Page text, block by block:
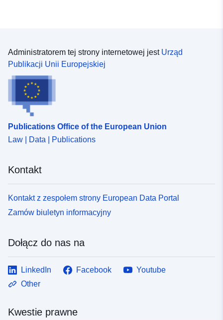
Administratorem tej strony internetowej jest Urząd
Publikacji Unii Europejskiej
Publications Office of the European Union
Law | Data | Publications
Kontakt
Kontakt z zespołem strony European Data Portal
Zamów biuletyn informacyjny
Dołącz do nas na
LinkedIn Facebook
Youtube
Other
Kwestie prawne